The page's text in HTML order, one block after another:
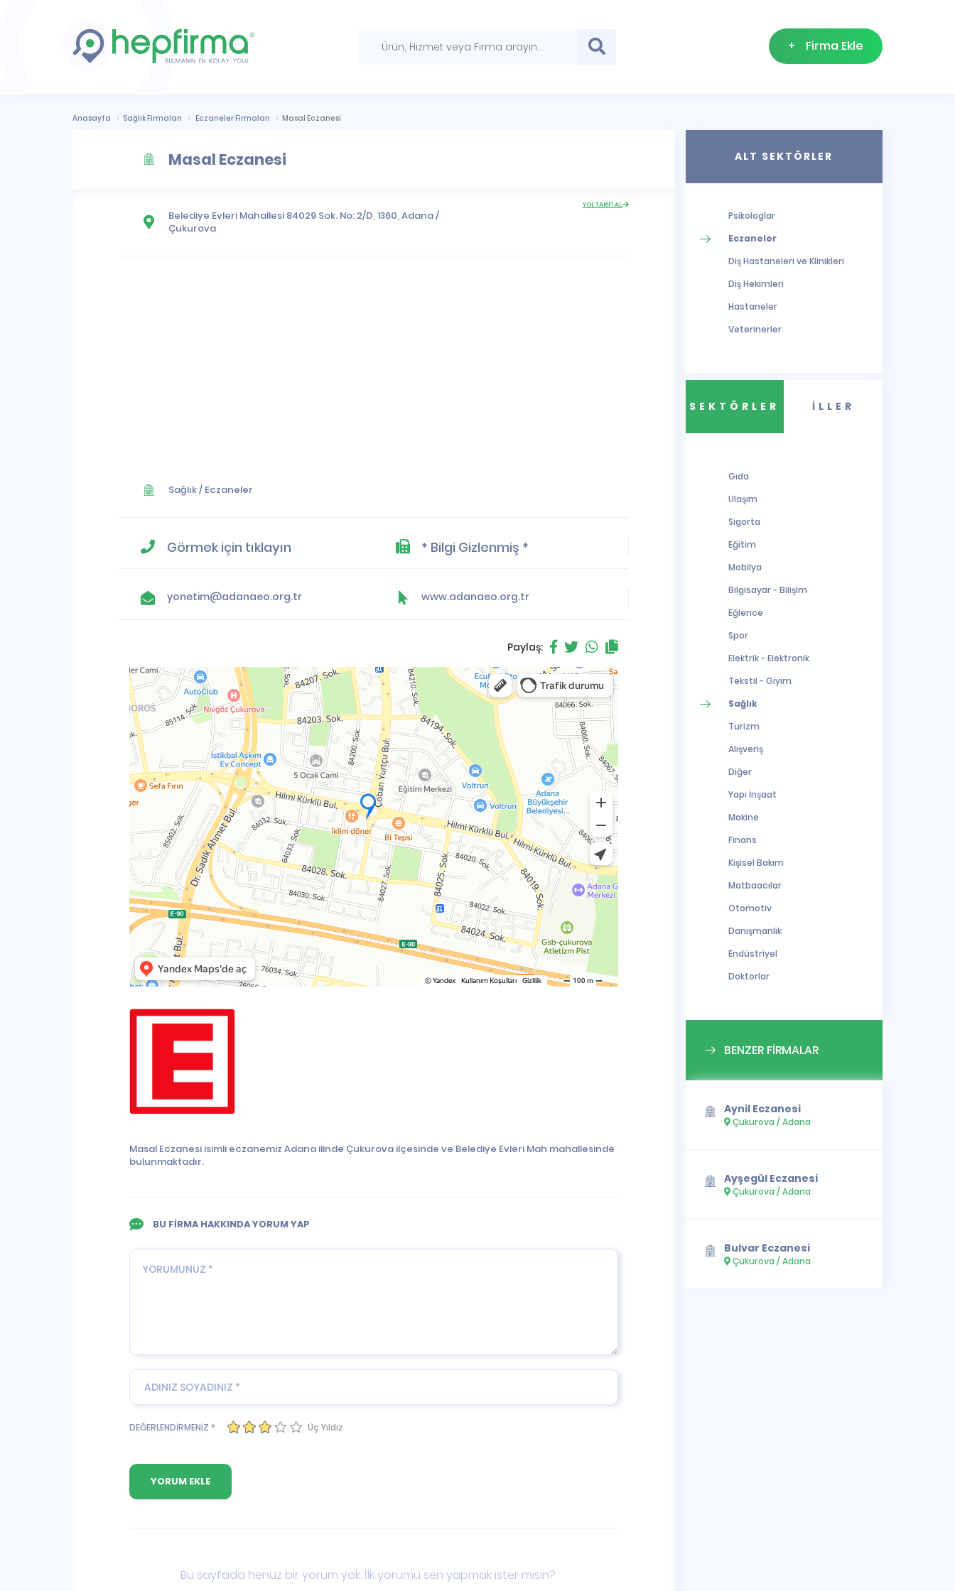
+ Firma Ekle
Anasayfa Sağlık Firmaları Eczaneler Firmaları Masal Eczanesi
Masal Eczanesi
Belediye Evleri Mahallesi 84029 Sok. No: 2/D, 1360,Adana/
Çukurova
YOL TARİFİ AL
Sağlık/ Eczaneler
Görmek için tıklayın * Bilgi Gizlenmiş *
yonetim@adanaeo.org.tr www.adanaeo.org.tr
Paylaş:
Masal Eczanesi isimli eczanemiz Adana ilinde Çukurova ilçesinde ve Belediye Evleri Mah mahallesinde
bulunmaktadır.
BU FİRMA HAKKINDA YORUM YAP
DEĞERLENDİRMENİZ * Üç Yıldız
Bu sayfada henüz bir yorum yok. İlk yorumu sen yapmak ister misin?
ALT SEKTÖRLER
Psikologlar
Eczaneler
Diş Hastaneleri ve Klinikleri
Diş Hekimleri
Hastaneler
Veterinerler
SEKTÖRLER İLLER
Gıda
Ulaşım
Sigorta
Eğitim
Mobilya
Bilgisayar - Bilişim
Eğlence
Spor
Elektrik - Elektronik
Tekstil - Giyim
Sağlık
Turizm
Alışveriş
Diğer
Yapı İnşaat
Makine
Finans
Kişisel Bakım
Matbaacılar
Otomotiv
Danışmanlık
Endüstriyel
Doktorlar
BENZER FİRMALAR
Aynil Eczanesi
Çukurova / Adana
Ayşegül Eczanesi
Çukurova / Adana
Bulvar Eczanesi
Çukurova / Adana